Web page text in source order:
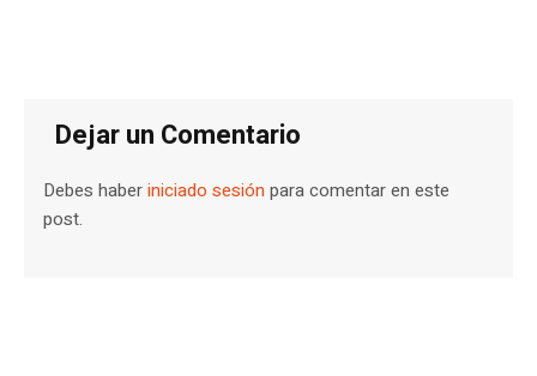
Dejar un Comentario
Debes haberiniciado sesión para comentar en este
post.